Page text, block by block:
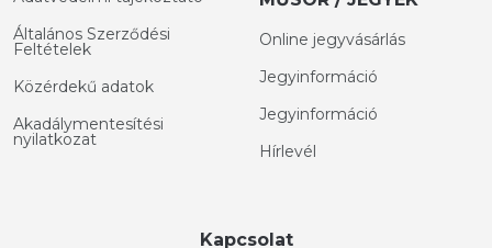
Általános Szerződési
Feltételek
Közérdekű adatok
Akadálymentesítési
nyilatkozat
Online jegyvásárlás
Jegyinformáció
Jegyinformáció
Hírlevél
Kapcsolat